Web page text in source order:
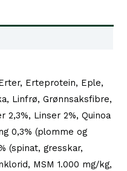
Erteprotein, Eple,
Linfrø, Grønnsaksfibre,
Linser 2%, Quinoa
0,3% (plomme og
(spinat, gresskar,
MSM 1.000 mg/kg,